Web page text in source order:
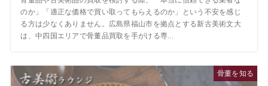
のか」「適正な価格で買い取ってもらえるのか」という不安を感じ
る方は少なくありません。広島県福山市を拠点とする新古美術文大
は、中四国エリアで骨董品買取を手がける専...
骨董を知る